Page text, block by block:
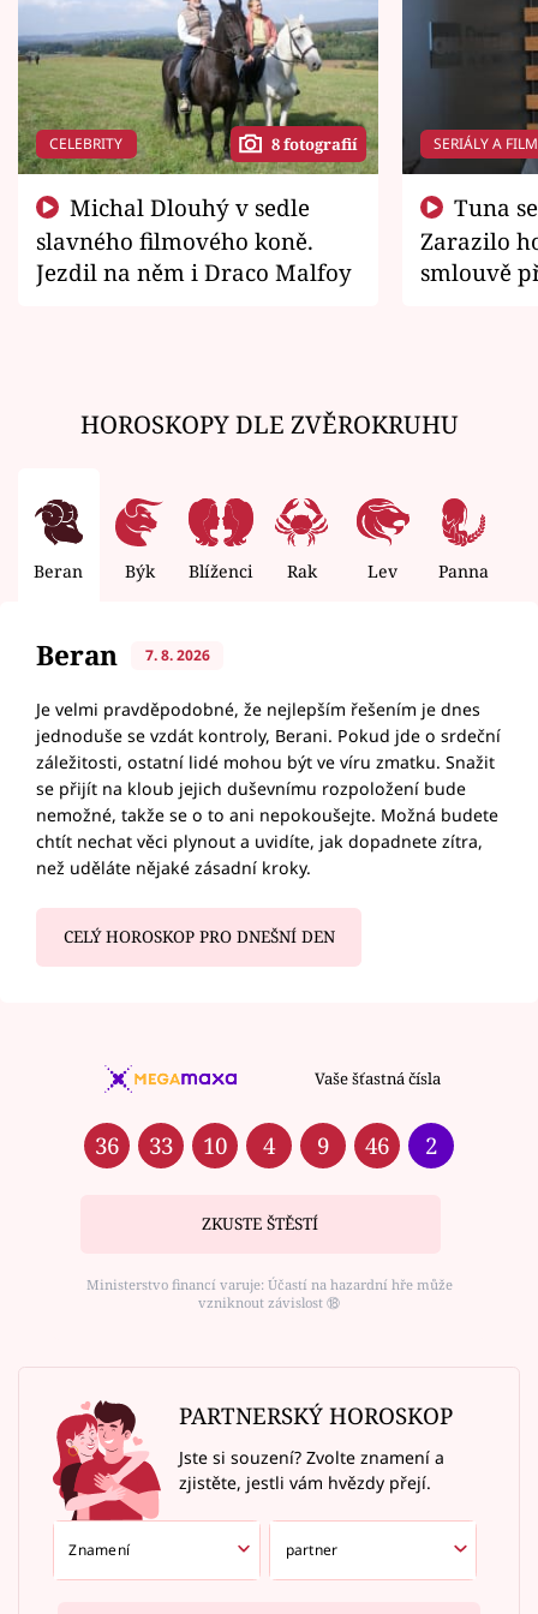
CELEBRITY 8 fotografií
slavného filmového koně.
Jezdil na něm i Draco Malfoy
SERIÁLY A
Zarazilo
smlouvě
HOROSKOPY DLE ZVĚROKRUHU
Beran Býk Blíženci Rak Lev Panna
Beran 7. 8. 2026
Je velmi pravděpodobné, že nejlepším řešením je dnes
jednoduše se vzdát kontroly, Berani. Pokud jde o srdeční
záležitosti, ostatní lidé mohou být ve víru zmatku. Snažit
se přijít na kloub jejich duševnímu rozpoložení bude
nemožné, takže se o to ani nepokoušejte. Možná budete
chtít nechat věci plynout a uvidíte, jak dopadnete zítra,
než uděláte nějaké zásadní kroky.
CELÝ HOROSKOP PRO DNEŠNÍ DEN
Vaše šťastná čísla
36 33 10 4 9 46 2
ZKUSTE ŠTĚSTÍ
Ministerstvo financí varuje: Účastí na hazardní hře může
vzniknout závislost ⑱
PARTNERSKÝ HOROSKOP
Jste si souzení? Zvolte znamení a
zjistěte, jestli vám hvězdy přejí.